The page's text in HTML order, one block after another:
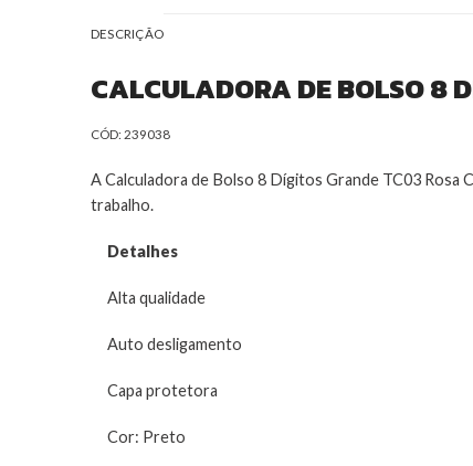
DESCRIÇÃO
CALCULADORA DE BOLSO 8
CÓD: 239038
A Calculadora de Bolso 8 Dígitos Grande TC03 Rosa
trabalho.
Detalhes
Alta qualidade
Auto desligamento
Capa protetora
Cor: Preto